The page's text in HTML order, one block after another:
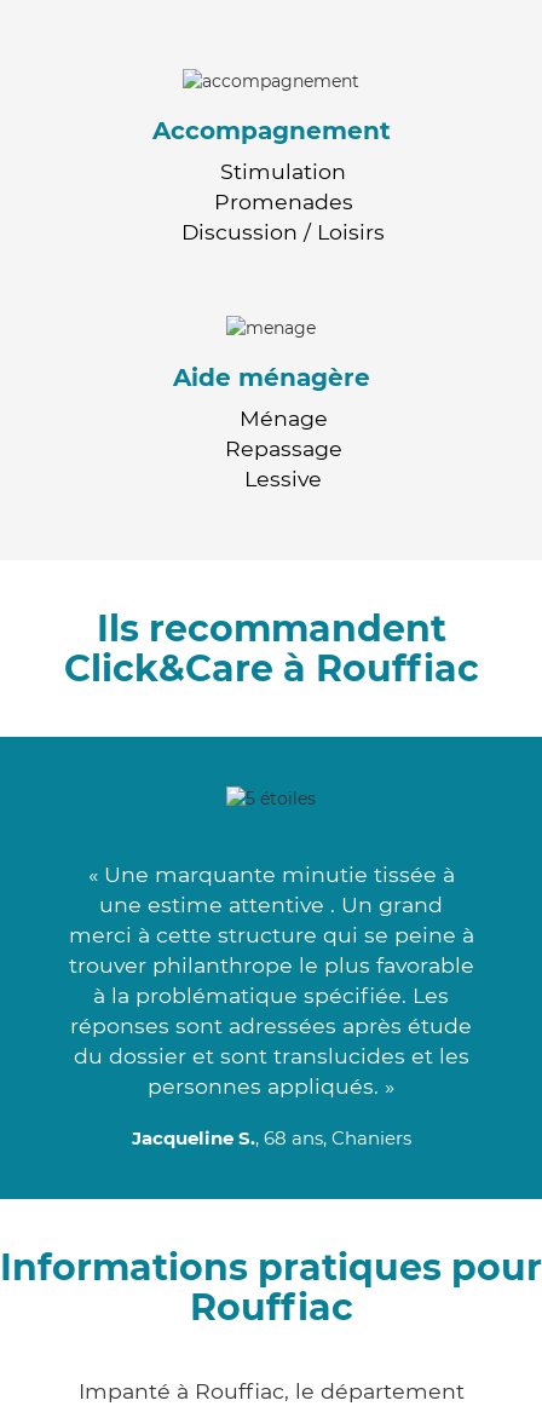
Accompagnement
Stimulation
Promenades
Discussion / Loisirs
Aide ménagère
Ménage
Repassage
Lessive
Ils recommandent
Click&Care à Rouffiac
« Une marquante minutie tissée à
une estime attentive . Un grand
merci à cette structure qui se peine à
trouver philanthrope le plus favorable
à la problématique spécifiée. Les
réponses sont adressées après étude
du dossier et sont translucides et les
personnes appliqués. »
Jacqueline S., 68 ans, Chaniers
Informations pratiques pour
Rouffiac
Impanté à Rouffiac, le département